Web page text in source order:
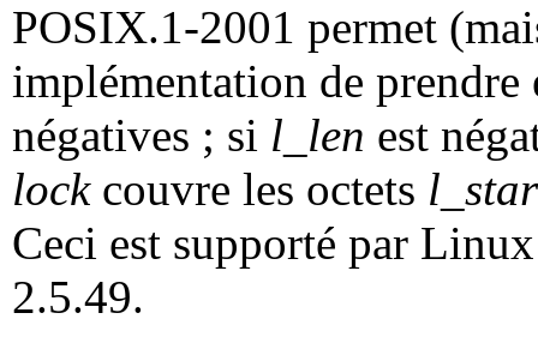
POSIX.1-2001 permet
implémentation de prendre
négatives ; si l_len est
lockcouvre les octets
Ceci est supporté par
2.5.49.